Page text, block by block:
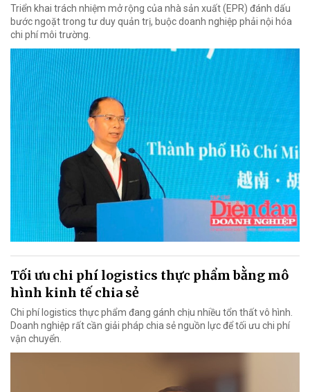
Triển khai trách nhiệm mở rộng của nhà sản xuất (EPR) đánh dấu
bước ngoặt trong tư duy quản trị, buộc doanh nghiệp phải nội hóa
chi phí môi trường.
Tối ưu chi phí logistics thực phẩm bằng mô
hình kinh tế chia sẻ
Chi phí logistics thực phẩm đang gánh chịu nhiều tổn thất vô hình.
Doanh nghiệp rất cần giải pháp chia sẻ nguồn lực để tối ưu chi phí
vận chuyển.